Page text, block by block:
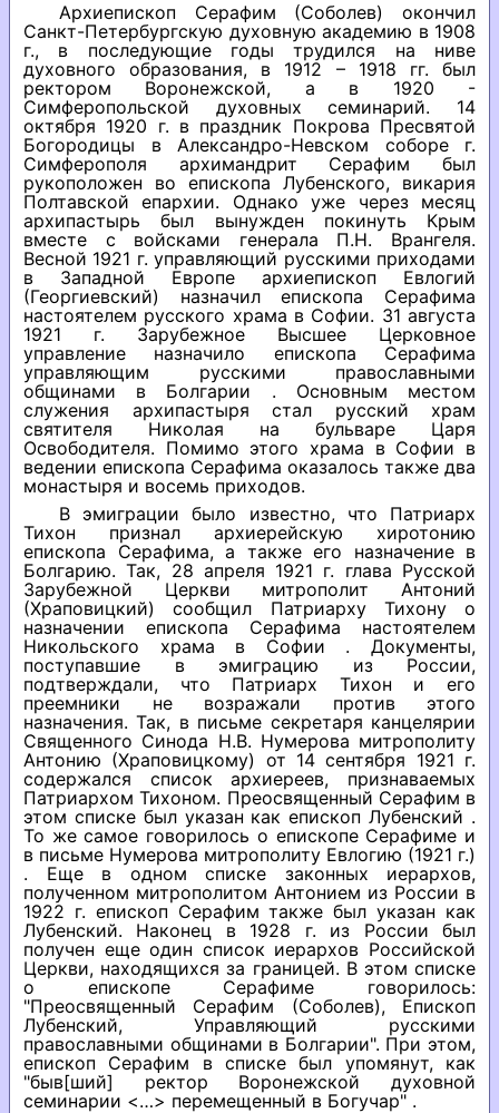
Архиепископ Серафим (Соболев) окончил
Санкт-Петербургскую духовную академию в 1908
г., в последующие годы трудился на ниве
духовного образования, в 1912 – 1918 гг. был
ректором Воронежской, а в 1920 -
Симферопольской духовных семинарий. 14
октября 1920 г. в праздник Покрова Пресвятой
Богородицы в Александро-Невском соборе г.
Симферополя архимандрит Серафим был
рукоположен во епископа Лубенского, викария
Полтавской епархии. Однако уже через месяц
архипастырь был вынужден покинуть Крым
вместе с войсками генерала П.Н. Врангеля.
Весной 1921 г. управляющий русскими приходами
в Западной Европе архиепископ Евлогий
(Георгиевский) назначил епископа Серафима
настоятелем русского храма в Софии. 31 августа
1921 г. Зарубежное Высшее Церковное
управление назначило епископа Серафима
управляющим русскими православными
общинами в Болгарии . Основным местом
служения архипастыря стал русский храм
святителя Николая на бульваре Царя
Освободителя. Помимо этого храма в Софии в
ведении епископа Серафима оказалось также два
монастыря и восемь приходов.
В эмиграции было известно, что Патриарх
Тихон признал архиерейскую хиротонию
епископа Серафима, а также его назначение в
Болгарию. Так, 28 апреля 1921 г. глава Русской
Зарубежной Церкви митрополит Антоний
(Храповицкий) сообщил Патриарху Тихону о
назначении епископа Серафима настоятелем
Никольского храма в Софии . Документы,
поступавшие в эмиграцию из России,
подтверждали, что Патриарх Тихон и его
преемники не возражали против этого
назначения. Так, в письме секретаря канцелярии
Священного Синода Н.В. Нумерова митрополиту
Антонию (Храповицкому) от 14 сентября 1921 г.
содержался список архиереев, признаваемых
Патриархом Тихоном. Преосвященный Серафим в
этом списке был указан как епископ Лубенский .
То же самое говорилось о епископе Серафиме и
в письме Нумерова митрополиту Евлогию (1921 г.)
. Еще в одном списке законных иерархов,
полученном митрополитом Антонием из России в
1922 г. епископ Серафим также был указан как
Лубенский. Наконец в 1928 г. из России был
получен еще один список иерархов Российской
Церкви, находящихся за границей. В этом списке
о епископе Серафиме говорилось:
"Преосвященный Серафим (Соболев), Епископ
Лубенский, Управляющий русскими
православными общинами в Болгарии". При этом,
епископ Серафим в списке был упомянут, как
"быв[ший] ректор Воронежской духовной
семинарии <…> перемещенный в Богучар" .